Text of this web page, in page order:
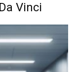
Vinci